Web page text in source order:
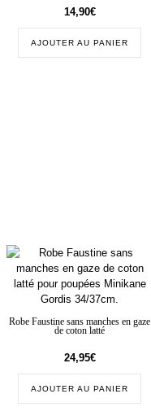
14,90€
AJOUTER AU PANIER
Robe Faustine sans manches en gaze
de coton latté
24,95€
AJOUTER AU PANIER